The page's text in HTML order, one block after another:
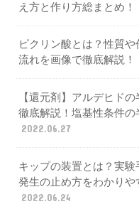
え方と作り方総まとめ！
ピクリン酸とは？性質
流れを画像で徹底解説！
【還元剤】アルデヒド
徹底解説！塩基性条件の
2022.06.27
キップの装置とは？実
発生の止め方をわかりや
2022.06.24